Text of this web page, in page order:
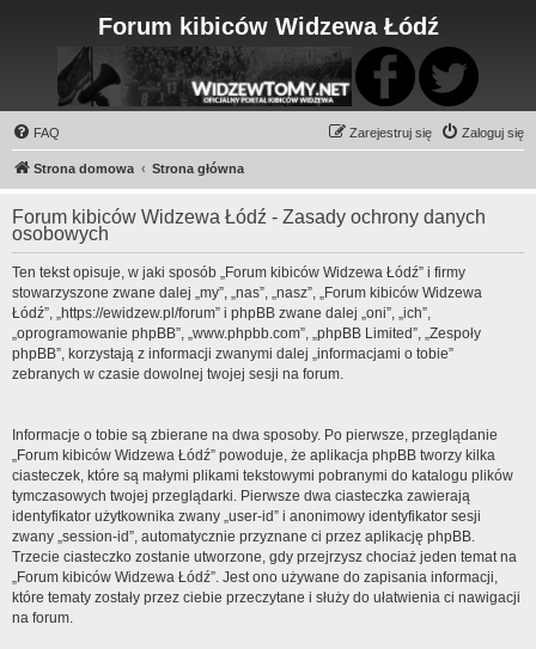
Forum kibiców Widzewa Łódź
FAQ Zaloguj się
Zarejestruj się
Strona domowa Strona główna
Forum kibiców Widzewa Łódź - Zasady ochrony danych
osobowych
Ten tekst opisuje, w jaki sposób „Forum kibiców Widzewa Łódź” i firmy
stowarzyszone zwane dalej „my”, „nas”, „nasz”, „Forum kibiców Widzewa
Łódź”, „https://ewidzew.pl/forum” i phpBB zwane dalej „oni”, „ich”,
„oprogramowanie phpBB”, „www.phpbb.com”, „phpBB Limited”, „Zespoły
phpBB”, korzystają z informacji zwanymi dalej „informacjami o tobie”
zebranych w czasie dowolnej twojej sesji na forum.
Informacje o tobie są zbierane na dwa sposoby. Po pierwsze, przeglądanie
„Forum kibiców Widzewa Łódź” powoduje, że aplikacja phpBB tworzy kilka
ciasteczek, które są małymi plikami tekstowymi pobranymi do katalogu plików
tymczasowych twojej przeglądarki. Pierwsze dwa ciasteczka zawierają
identyfikator użytkownika zwany „user-id” i anonimowy identyfikator sesji
zwany „session-id”, automatycznie przyznane ci przez aplikację phpBB.
Trzecie ciasteczko zostanie utworzone, gdy przejrzysz chociaż jeden temat na
„Forum kibiców Widzewa Łódź”. Jest ono używane do zapisania informacji,
które tematy zostały przez ciebie przeczytane i służy do ułatwienia ci nawigacji
na forum.